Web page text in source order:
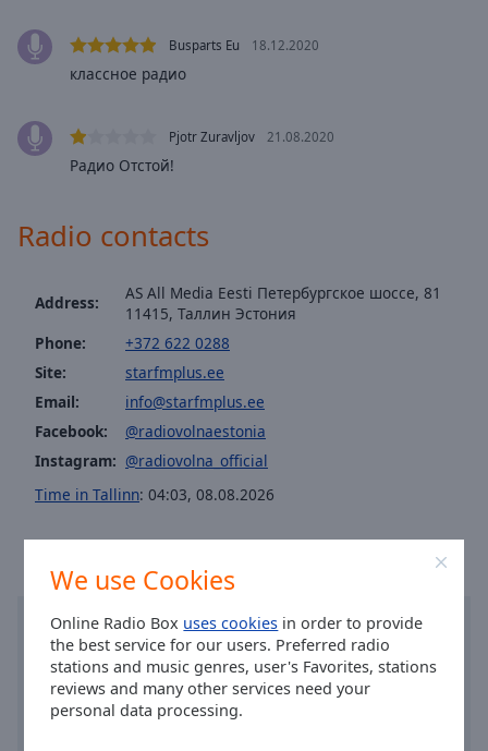
We use Cookies
Online Radio Box uses cookies in order to provide
the best service for our users. Preferred radio
stations and music genres, user's Favorites, stations
reviews and many other services need your
personal data processing.
modal
Beginning
will
close
window.
Color
Opacity
Background
Opacity
Busparts Eu 18.12.2020
классное радио
Pjotr Zuravljov 21.08.2020
Радио Отстой!
Radio contacts
Address:
AS All Media Eesti Петербургское шоссе, 81
11415, Таллин Эстония
Phone:
+372 622 0288
Site:
starfmplus.ee
Email:
info@starfmplus.ee
Facebook:
@radiovolnaestonia
Instagram: @radiovolna_official
Time in Tallinn: 04:03, 08.08.2026